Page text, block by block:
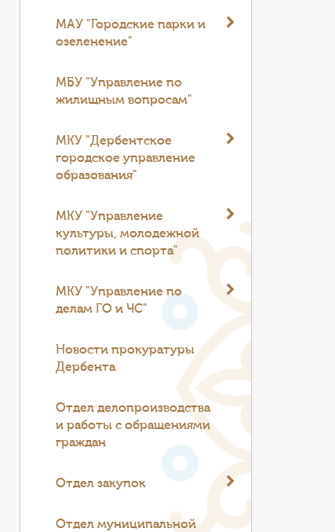
МАУ "Городские парки и
озеленение"
МБУ "Управление по
жилищным вопросам"
МКУ "Дербентское
городское управление
образования"
МКУ "Управление
культуры, молодежной
политики и спорта"
МКУ "Управление по
делам ГО и ЧС"
Новости прокуратуры
Дербента
Отдел делопроизводства
и работы с обращениями
граждан
Отдел закупок
Отдел муниципальной